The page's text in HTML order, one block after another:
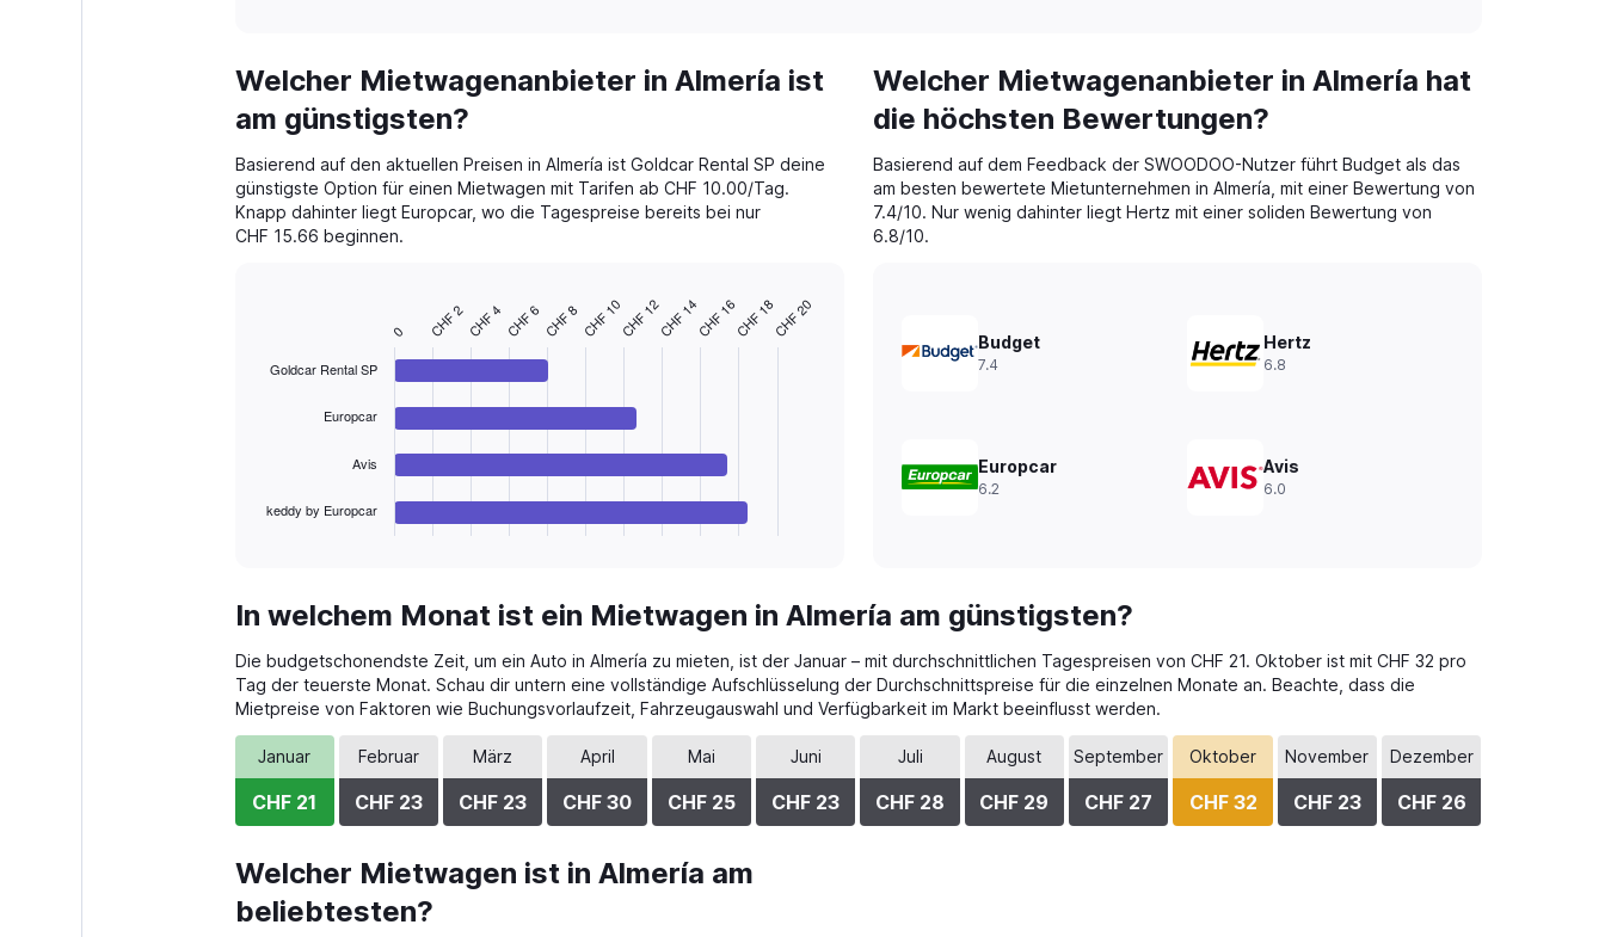
Range:
categories.
chart
has
1
Y
to
Welcher Mietwagenanbieter in Almería ist
am günstigsten?
Basierend auf den aktuellen Preisen in Almería ist Goldcar Rental SP deine
günstigste Option für einen Mietwagen mit Tarifen ab CHF 10.00/Tag.
Knapp dahinter liegt Europcar, wo die Tagespreise bereits bei nur
CHF 15.66 beginnen.
Range:
categories.
The
chart
has
1
Y
axis
displaying
Range:
0
to
Goldcar Rental SP
Europcar
Avis
keddy by Europcar
0 CHF 2CHF 4 CHF 6 CHF 8 CHF 10CHF 12CHF 14CHF 16CHF 18CHF 20
Welcher Mietwagenanbieter in Almería hat
die höchsten Bewertungen?
Basierend auf dem Feedback der SWOODOO-Nutzer führt Budget als das
am besten bewertete Mietunternehmen in Almería, mit einer Bewertung von
7.4/10. Nur wenig dahinter liegt Hertz mit einer soliden Bewertung von
6.8/10.
Budget
7.4
Hertz
6.8
Europcar
6.2
Avis
6.0
In welchem Monat ist ein Mietwagen in Almería am günstigsten?
Die budgetschonendste Zeit, um ein Auto in Almería zu mieten, ist der Januar – mit durchschnittlichen Tagespreisen von CHF 21. Oktober ist mit CHF 32 pro
Tag der teuerste Monat. Schau dir untern eine vollständige Aufschlüsselung der Durchschnittspreise für die einzelnen Monate an. Beachte, dass die
Mietpreise von Faktoren wie Buchungsvorlaufzeit, Fahrzeugauswahl und Verfügbarkeit im Markt beeinflusst werden.
Januar
CHF 21
Februar
CHF 23
März
CHF 23
April
CHF 30
Mai
CHF 25
Juni
CHF 23
Juli
CHF 28
August
CHF 29
September
CHF 27
Oktober
CHF 32
November
CHF 23
Dezember
CHF 26
Welcher Mietwagen ist in Almería am
beliebtesten?